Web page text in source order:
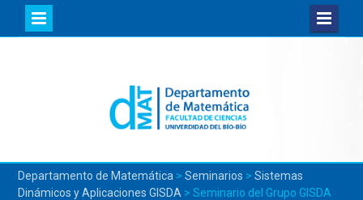
Departamento de Matemática > Seminarios > Sistemas
Dinámicos y Aplicaciones GISDA > Seminario del Grupo GISDA